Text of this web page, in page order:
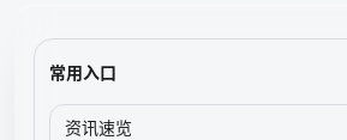
常用入口
资讯速览